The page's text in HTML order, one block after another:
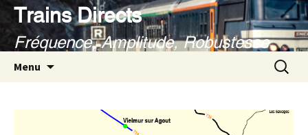
Aller
au
contenu
Trains Directs
Fréquence, Amplitude, Robustesse
Menu